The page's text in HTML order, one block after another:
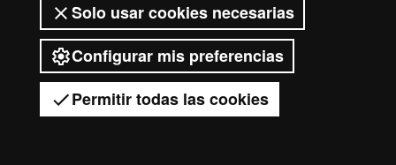
Solo usar cookies necesarias
Configurar mis preferencias
Permitir todas las cookies
Tienes dudas?